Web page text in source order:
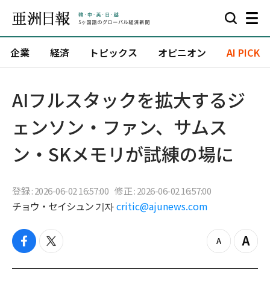
企業 経済 トピックス オピニオン AI PICK
AIフルスタックを拡大するジ
ェンソン・ファン、サムス
ン・SKメモリが試練の場に
登録 : 2026-06-02 16:57:00 修正 : 2026-06-02 16:57:00
チョウ・セイシュン 기자 critic@ajunews.com
f
c
t
i
z
o
Z
o